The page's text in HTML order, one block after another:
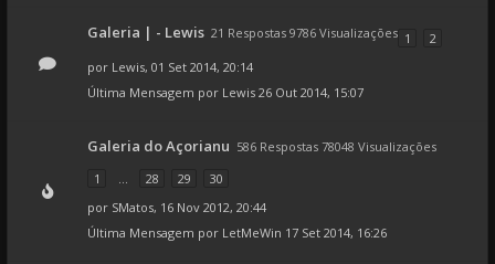
Galeria | - Lewis 21 Respostas 9786 Visualizações 1
2
por Lewis, 01 Set 2014, 20:14
Última Mensagem por Lewis 26 Out 2014, 15:07
Galeria do Açorianu 586 Respostas 78048 Visualizações
1
... 28 29
30
por SMatos, 16 Nov 2012, 20:44
Última Mensagem por LetMeWin 17 Set 2014, 16:26